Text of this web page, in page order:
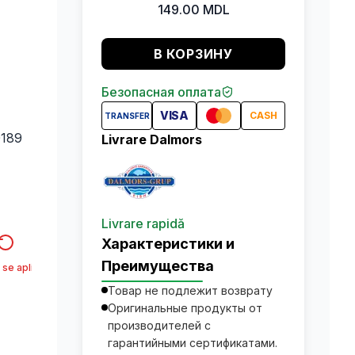
aplica*
149.00 MDL
В КОРЗИНУ
Безопасная оплата
TRANSFER VISA CASH
Livrare Dalmors
Livrare rapidă
Характеристики и
Преимущества
Товар не подлежит возврату
Оригинальные продукты от
производителей с
гарантийными сертификатами.